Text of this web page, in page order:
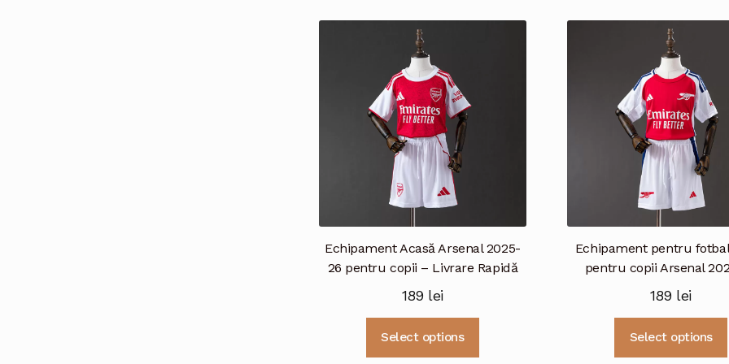
Echipament Acasă Arsenal 2025-
26 pentru copii – Livrare Rapidă
189 lei
Select options
Echipament pentru
pentru copii Arsenal
189 lei
Select options